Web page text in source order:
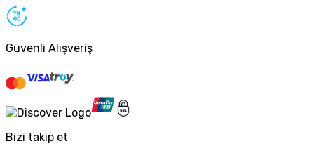
Güvenli Alışveriş
Bizi takip et